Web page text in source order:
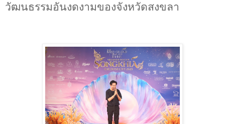
วัฒนธรรมอันงดงามของจังหวัดสงขลา